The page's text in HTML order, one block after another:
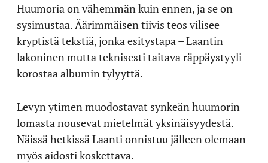
Huumoria on vähemmän kuin ennen, ja se on
sysimustaa. Äärimmäisen tiivis teos vilisee
kryptistä tekstiä, jonka esitystapa – Laantin
lakoninen mutta teknisesti taitava räppäystyyli –
korostaa albumin tylyyttä.
Levyn ytimen muodostavat synkeän huumorin
lomasta nousevat mietelmät yksinäisyydestä.
Näissä hetkissä Laanti onnistuu jälleen olemaan
myös aidosti koskettava.